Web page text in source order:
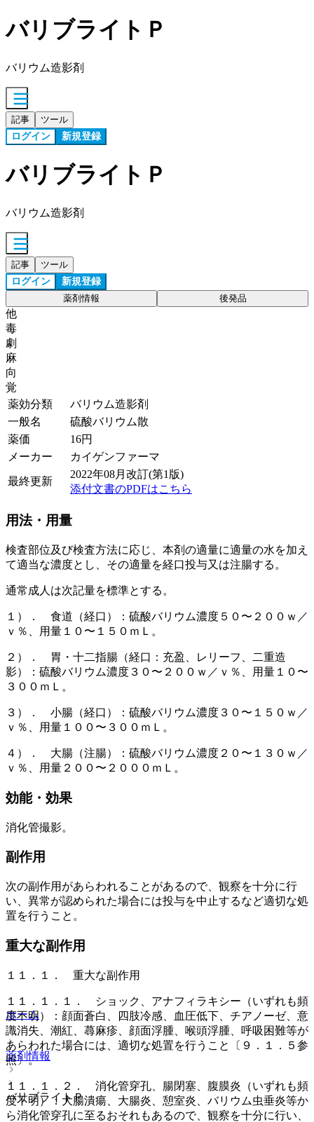
バリブライトＰ
バリウム造影剤
記事 ツール
ログイン 新規登録
バリブライトＰ
バリウム造影剤
記事 ツール
ログイン 新規登録
薬剤情報 後発品
他
毒
劇
麻
向
覚
薬効分類
バリウム造影剤
一般名
硫酸バリウム散
薬価
16円
メーカー
カイゲンファーマ
最終更新
2022年08月改訂(第1版)
添付文書のPDFはこちら
用法・用量
検査部位及び検査方法に応じ、本剤の適量に適量の水を加え
て適当な濃度とし、その適量を経口投与又は注腸する。
通常成人は次記量を標準とする。
１）． 食道（経口）：硫酸バリウム濃度５０〜２００ｗ／
ｖ％、用量１０〜１５０ｍＬ。
２）． 胃・十二指腸（経口：充盈、レリーフ、二重造
影）：硫酸バリウム濃度３０〜２００ｗ／ｖ％、用量１０〜
３００ｍＬ。
３）． 小腸（経口）：硫酸バリウム濃度３０〜１５０ｗ／
ｖ％、用量１００〜３００ｍＬ。
４）． 大腸（注腸）：硫酸バリウム濃度２０〜１３０ｗ／
ｖ％、用量２００〜２０００ｍＬ。
効能・効果
消化管撮影。
副作用
次の副作用があらわれることがあるので、観察を十分に行
い、異常が認められた場合には投与を中止するなど適切な処
置を行うこと。
重大な副作用
１１．１． 重大な副作用
１１．１．１． ショック、アナフィラキシー（いずれも頻
度不明）：顔面蒼白、四肢冷感、血圧低下、チアノーゼ、意
識消失、潮紅、蕁麻疹、顔面浮腫、喉頭浮腫、呼吸困難等が
あらわれた場合には、適切な処置を行うこと〔９．１．５参
照〕。
１１．１．２． 消化管穿孔、腸閉塞、腹膜炎（いずれも頻
度不明）：大腸潰瘍、大腸炎、憩室炎、バリウム虫垂炎等か
ら消化管穿孔に至るおそれもあるので、観察を十分に行い、
ホーム
薬剤情報
バリブライトＰ